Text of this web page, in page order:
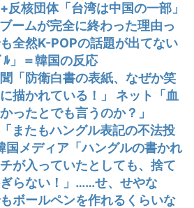
反核団体「台湾は中国の一部」
ームが完全に終わった理由っ
全然K-POPの話題が出てない
」＝韓国の反応
聞「防衛白書の表紙、なぜか笑
描かれている！」 ネット「血
ったとでも言うのか？」
またもハングル表記の不法投
メディア「ハングルの書かれ
が入っていたとしても、捨て
らない！」……せ、せやな
ボールペンを作れるくらいな